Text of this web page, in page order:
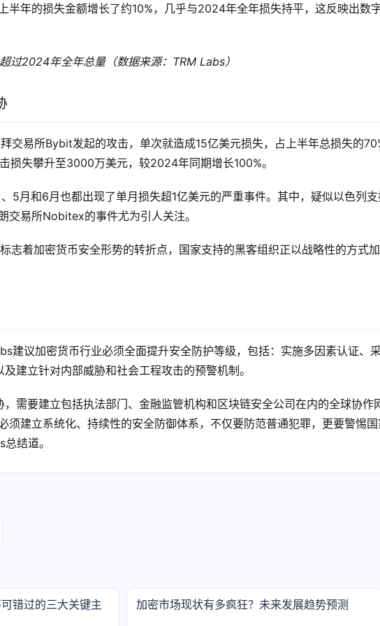
年的损失金额增长了约10%，几乎与2024年全年损失持平，这反映出数
过2024年全年总量（数据来源：TRM Labs）
交易所Bybit发起的攻击，单次就造成15亿美元损失，占上半年总损失的
损失攀升至3000万美元，较2024年同期增长100%。
5月和6月也都出现了单月损失超1亿美元的严重事件。其中，疑似以色列
交易所Nobitex的事件尤为引人关注。
志着加密货币安全形势的转折点，国家支持的黑客组织正以战略性的方式
建议加密货币行业必须全面提升安全防护等级，包括：实施多因素认证、
建立针对内部威胁和社会工程攻击的预警机制。
需要建立包括执法部门、金融监管机构和区块链安全公司在内的全球协作
须建立系统化、持续性的安全防御体系，不仅要防范普通犯罪，更要警惕国
结道。
错过的三大关键主
加密市场现状有多疯狂？未来发展趋势预测